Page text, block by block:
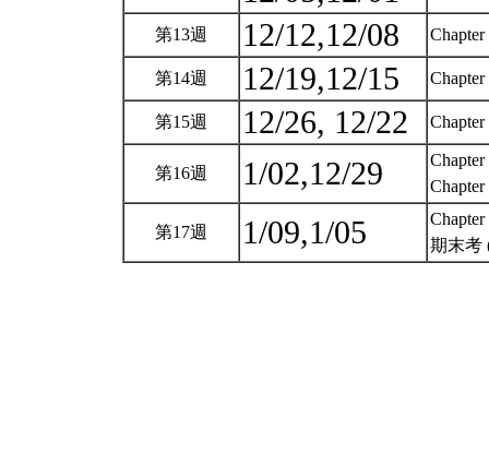
第13週 12/12,12/08
第14週 12/19,12/15
第15週 12/26, 12/22
第16週 1/02,12/29
第17週 1/09,1/05
Chapter
期末考